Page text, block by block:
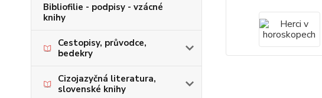
Bibliofilie - podpisy - vzácné
knihy
Cestopisy, průvodce,
bedekry
Cizojazyčná literatura,
slovenské knihy